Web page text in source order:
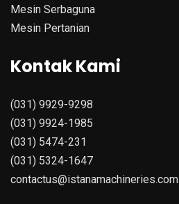
Mesin Serbaguna
Mesin Pertanian
Kontak Kami
(031) 9929-9298
(031) 9924-1985
(031) 5474-231
(031) 5324-1647
contactus@istanamachineries.com